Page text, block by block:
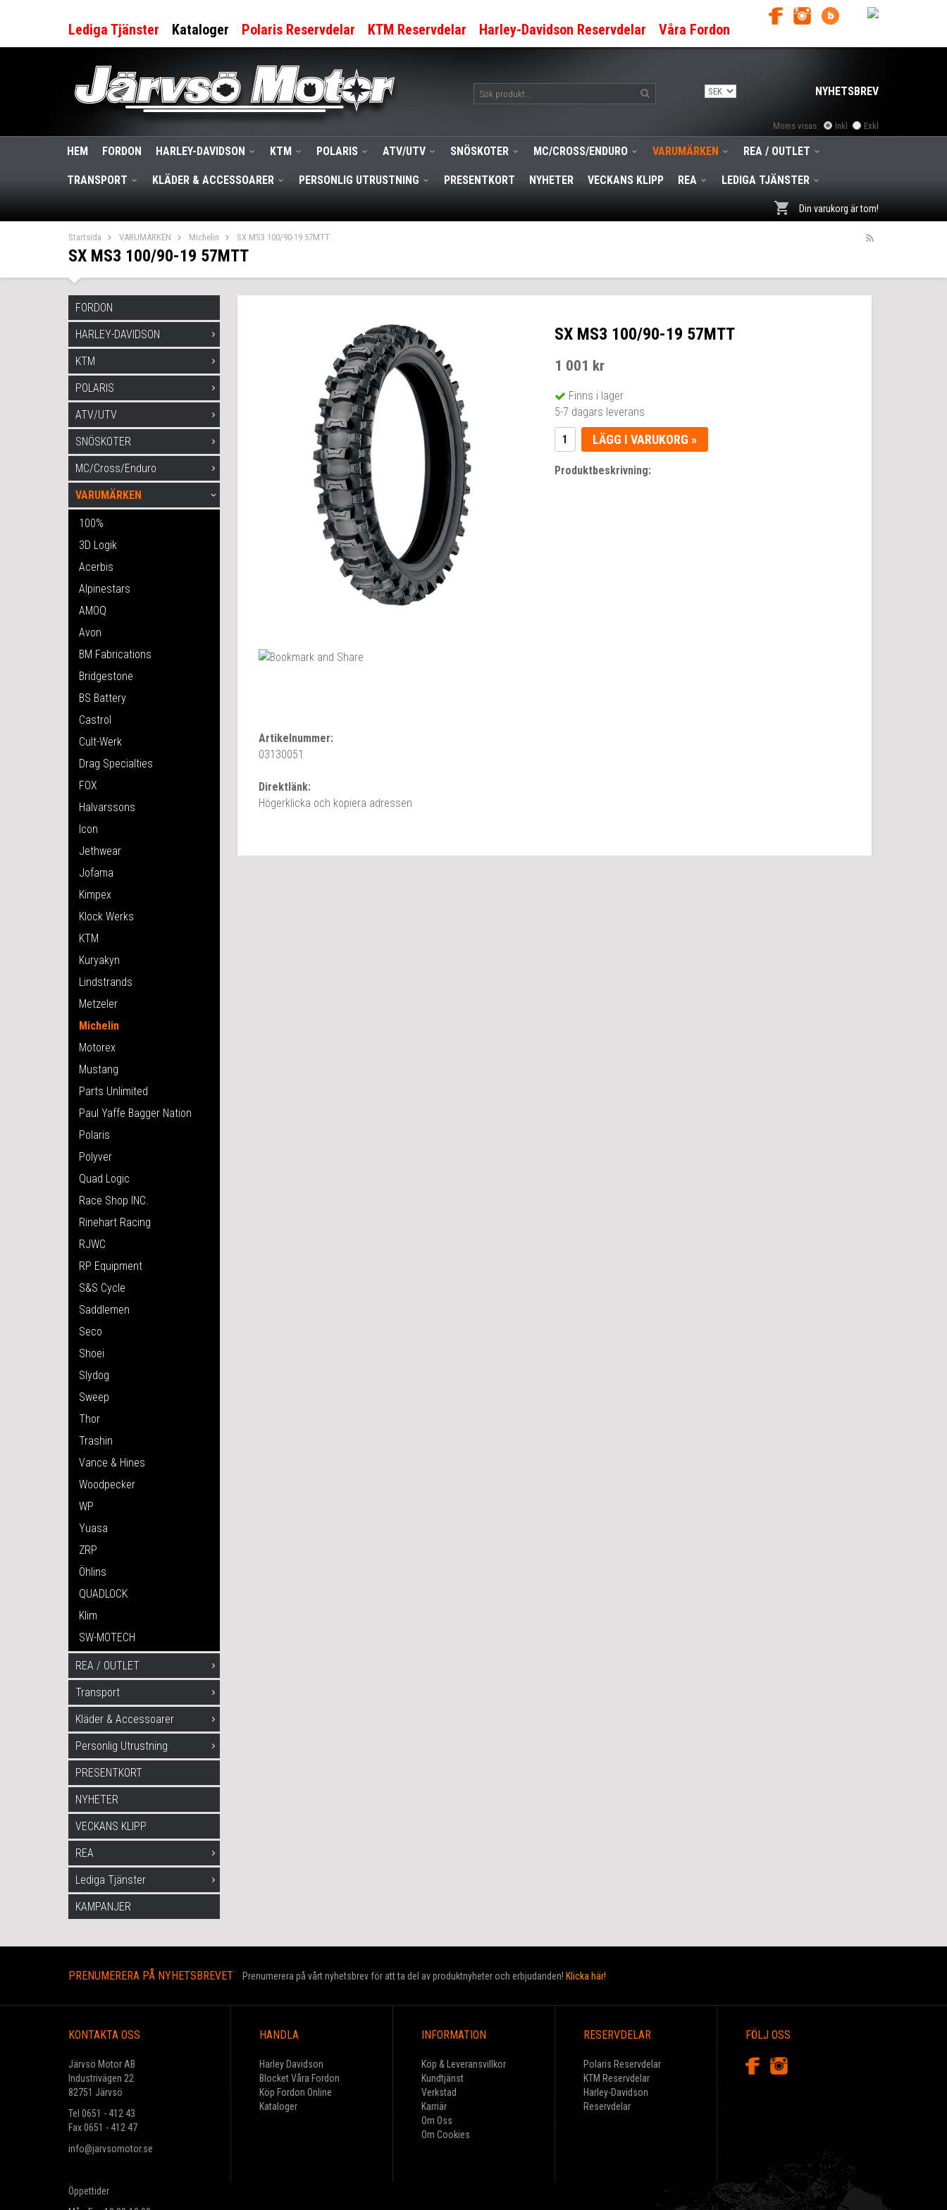
Lediga Tjänster Kataloger Polaris Reservdelar KTM Reservdelar Harley-Davidson Reservdelar Våra Fordon
NYHETSBREV
Moms visas: Inkl Exkl
HEM FORDON HARLEY-DAVIDSON KTM POLARIS ATV/UTV SNÖSKOTER MC/CROSS/ENDURO VARUMÄRKEN REA / OUTLET
TRANSPORT KLÄDER & ACCESSOARER PERSONLIG UTRUSTNING PRESENTKORT NYHETER VECKANS KLIPP REA LEDIGA TJÄNSTER
Din varukorg är tom!
Startsida VARUMÄRKEN Michelin SX MS3 100/90-19 57MTT
SX MS3 100/90-19 57MTT
FORDON
HARLEY-DAVIDSON
KTM
POLARIS
ATV/UTV
SNÖSKOTER
MC/Cross/Enduro
VARUMÄRKEN
100%
3D Logik
Acerbis
Alpinestars
AMOQ
Avon
BM Fabrications
Bridgestone
BS Battery
Castrol
Cult-Werk
Drag Specialties
FOX
Halvarssons
Icon
Jethwear
Jofama
Kimpex
Klock Werks
KTM
Kuryakyn
Lindstrands
Metzeler
Michelin
Motorex
Mustang
Parts Unlimited
Paul Yaffe Bagger Nation
Polaris
Polyver
Quad Logic
Race Shop INC.
Rinehart Racing
RJWC
RP Equipment
S&S Cycle
Saddlemen
Seco
Shoei
Slydog
Sweep
Thor
Trashin
Vance & Hines
Woodpecker
WP
Yuasa
ZRP
Öhlins
QUADLOCK
Klim
SW-MOTECH
REA / OUTLET
Transport
Kläder & Accessoarer
Personlig Utrustning
PRESENTKORT
NYHETER
VECKANS KLIPP
REA
Lediga Tjänster
KAMPANJER
SX MS3 100/90-19 57MTT
1 001 kr
Finns i lager
5-7 dagars leverans
LÄGG I VARUKORG »
Produktbeskrivning:
Artikelnummer:
03130051
Direktlänk:
Högerklicka och kopiera adressen
PRENUMERERA PÅ NYHETSBREVET Prenumerera på vårt nyhetsbrev för att ta del av produktnyheter och erbjudanden! Klicka här!
KONTAKTA OSS
Järvsö Motor AB
Industrivägen 22
82751 Järvsö
Tel 0651 - 412 43
Fax 0651 - 412 47
info@jarvsomotor.se
Öppettider
HANDLA
Harley Davidson
Blocket Våra Fordon
Köp Fordon Online
Kataloger
INFORMATION
Köp & Leveransvillkor
Kundtjänst
Verkstad
Karriär
Om Oss
Om Cookies
RESERVDELAR
Polaris Reservdelar
KTM Reservdelar
Harley-Davidson
Reservdelar
FÖLJ OSS